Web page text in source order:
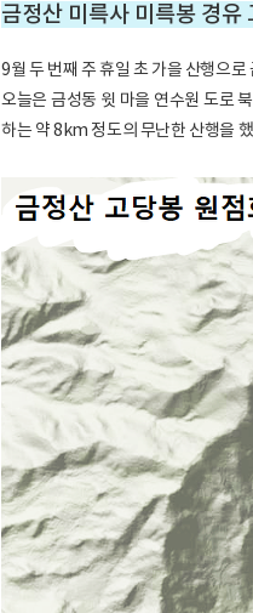
금정산 미륵사 미륵봉 경유
9월 두 번째 주 휴일 초 가을 산행으
오늘은 금성동 윗 마을 연수원 도로
하는 약 8km 정도의 무난한 산행을